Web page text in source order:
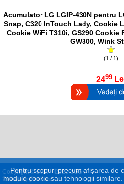
Acumulator LG LGIP-430N pentru
Snap, C320 InTouch Lady, Cookie
Cookie WiFi T310i, GS290 Cookie
GW300, Wink
(1 / 1)
2499
Copyright © 2017 - 2026 eGSM
Pentru scopuri precum afișarea de
module cookie sau tehnologii